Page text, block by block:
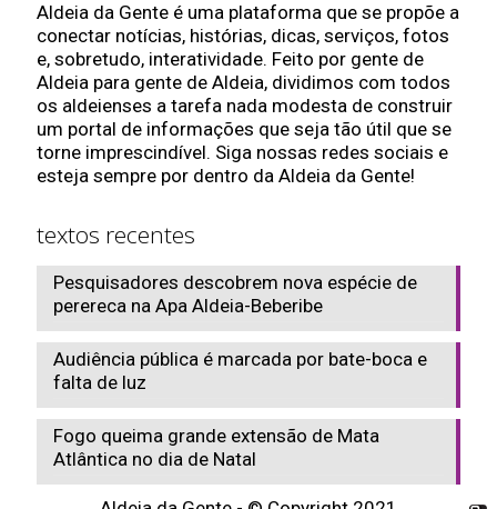
Aldeia da Gente é uma plataforma que se propõe a
conectar notícias, histórias, dicas, serviços, fotos
e, sobretudo, interatividade. Feito por gente de
Aldeia para gente de Aldeia, dividimos com todos
os aldeienses a tarefa nada modesta de construir
um portal de informações que seja tão útil que se
torne imprescindível. Siga nossas redes sociais e
esteja sempre por dentro da Aldeia da Gente!
textos recentes
Pesquisadores descobrem nova espécie de
perereca na Apa Aldeia-Beberibe
Audiência pública é marcada por bate-boca e
falta de luz
Fogo queima grande extensão de Mata
Atlântica no dia de Natal